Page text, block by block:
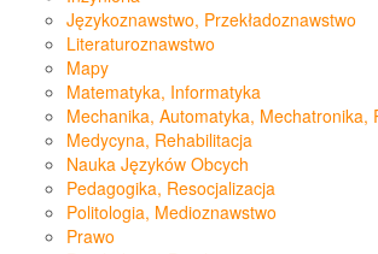
Językoznawstwo, Przekładoznawstwo
Literaturoznawstwo
Mapy
Matematyka, Informatyka
Mechanika, Automatyka, Mechatronika,
Medycyna, Rehabilitacja
Nauka Języków Obcych
Pedagogika, Resocjalizacja
Politologia, Medioznawstwo
Prawo